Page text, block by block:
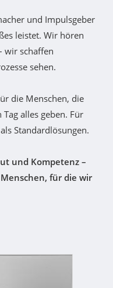
und Impulsgeber
leistet. Wir hören
wir schaffen
sehen.
die Menschen, die
alles geben. Für
Standardlösungen.
und Kompetenz –
für die wir